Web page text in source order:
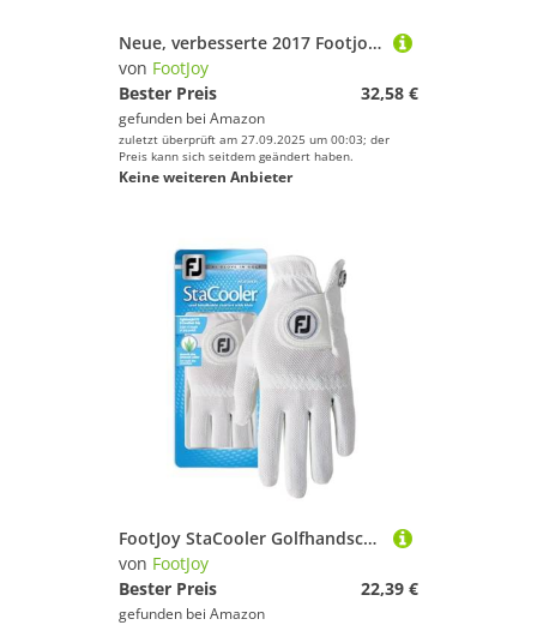
Neue, verbesserte 2017 Footjoy Golfhandschuhe WeatherSof Herren Golf Handschuhe – wählen Sie Ihre Hand & Größe, weiß
von FootJoy
Bester Preis
32,58 €
gefunden bei Amazon
zuletzt überprüft am 27.09.2025 um 00:03; der
Preis kann sich seitdem geändert haben.
Keine weiteren Anbieter
FootJoy StaCooler Golfhandschuhe für Linkshänder, Farbe: Weiß, Größe: M
von FootJoy
Bester Preis
22,39 €
gefunden bei Amazon